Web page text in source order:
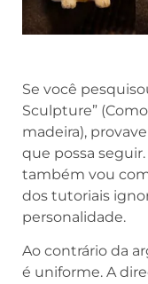
Se você
Sculpture”
madeira),
que possa
também vou
dos tutoriais
personalidade.
Ao contrário da
é uniforme. A